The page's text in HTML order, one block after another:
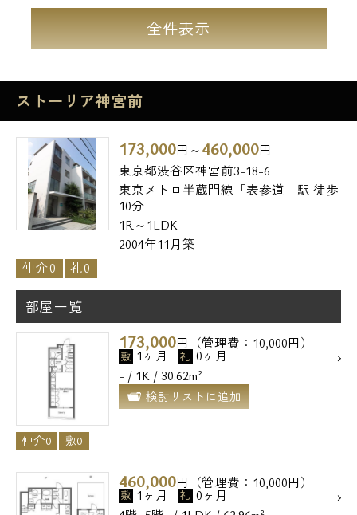
全件表示
ストーリア神宮前
173,000円～460,000円
東京都渋谷区神宮前3-18-6
東京メトロ半蔵門線「表参道」駅 徒歩
10分
1R～1LDK
2004年11月築
仲介0
礼0
部屋一覧
173,000円（管理費：10,000円）
敷 1ヶ月 礼 0ヶ月
- / 1K / 30.62m²
検討リストに追加
仲介0 敷0
460,000円（管理費：10,000円）
敷 1ヶ月 礼 0ヶ月